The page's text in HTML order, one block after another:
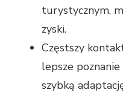
turystycznym,
zyski.
Częstszy
lepsze
szybką